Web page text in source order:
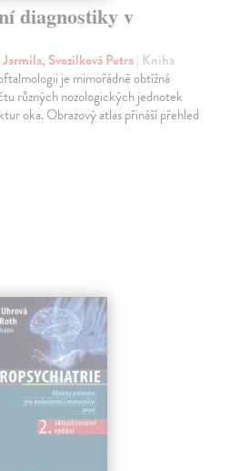
diagnostiky v
Svozílková Petra| Kniha
je mimořádně obtížná
různých nozologických jednotek
oka. Obrazový atlas přináší přehled